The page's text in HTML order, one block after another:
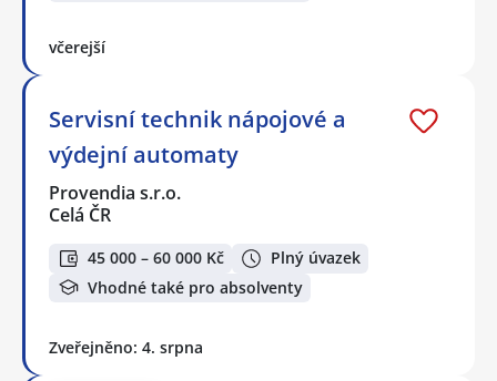
včerejší
Servisní technik nápojové a
výdejní automaty
Provendia s.r.o.
Celá ČR
45 000 – 60 000 Kč
Plný úvazek
Vhodné také pro absolventy
Zveřejněno: 4. srpna